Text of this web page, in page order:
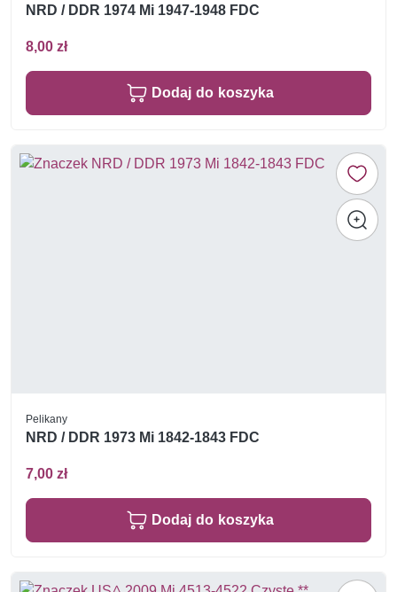
NRD / DDR 1974 Mi 1947-1948 FDC
8,00 zł
Dodaj do koszyka
Pelikany
NRD / DDR 1973 Mi 1842-1843 FDC
7,00 zł
Dodaj do koszyka